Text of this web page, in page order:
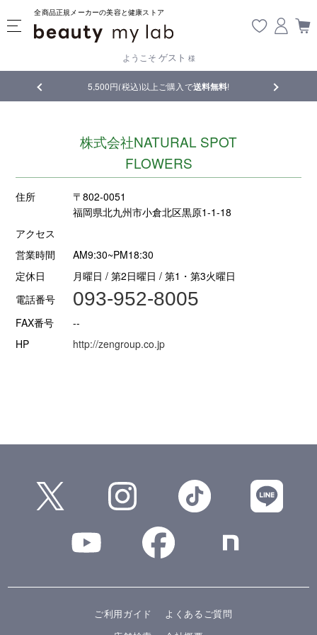
全商品正規メーカーの美容と健康ストア
ようこそ ゲスト 様
5,500円(税込)以上ご購入で送料無料! 【重要】
株式会社NATURAL SPOT
FLOWERS
住所
〒802-0051
福岡県北九州市小倉北区黒原1-1-18
アクセス
営業時間
AM9:30~PM18:30
定休日
月曜日 / 第2日曜日 / 第1・第3火曜日
電話番号
093-952-8005
FAX番号
--
HP
http://zengroup.co.jp
ご利用ガイド
よくあるご質問